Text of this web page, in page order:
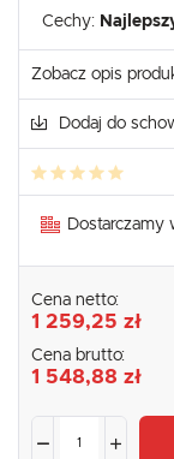
Cechy:
Zobacz opis
Dodaj do
Dostarczamy
Cena netto:
1 259,25 zł
Cena brutto:
1 548,88 zł